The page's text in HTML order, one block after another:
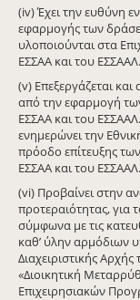
(iv) Έχει την ευθύνη
εφαρμογής των
υλοποιούνται στα
ΕΣΣΑΑ και του ΕΣΣΑΑΛ.
(v) Επεξεργάζεται
από την εφαρμογή
ΕΣΣΑΑ και του
ενημερώνει την
πρόοδο επίτευξης
ΕΣΣΑΑ και του ΕΣΣΑΑΛ.
(vi) Προβαίνει στην
προτεραιότητας, για
σύμφωνα με τις
καθ’ ύλην αρμόδιων
Διαχειριστικής
«Διοικητική
Επιχειρησιακών